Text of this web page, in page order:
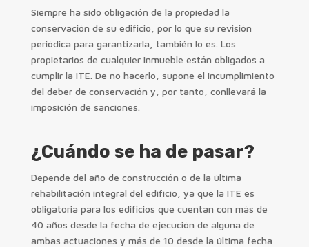
Siempre ha sido obligación de la propiedad la
conservación de su edificio, por lo que su revisión
periódica para garantizarla, también lo es. Los
propietarios de cualquier inmueble están obligados a
cumplir la ITE. De no hacerlo, supone el incumplimiento
del deber de conservación y, por tanto, conllevará la
imposición de sanciones.
¿Cuándo se ha de pasar?
Depende del año de construcción o de la última
rehabilitación integral del edificio, ya que la ITE es
obligatoria para los edificios que cuentan con más de
40 años desde la fecha de ejecución de alguna de
ambas actuaciones y más de 10 desde la última fecha